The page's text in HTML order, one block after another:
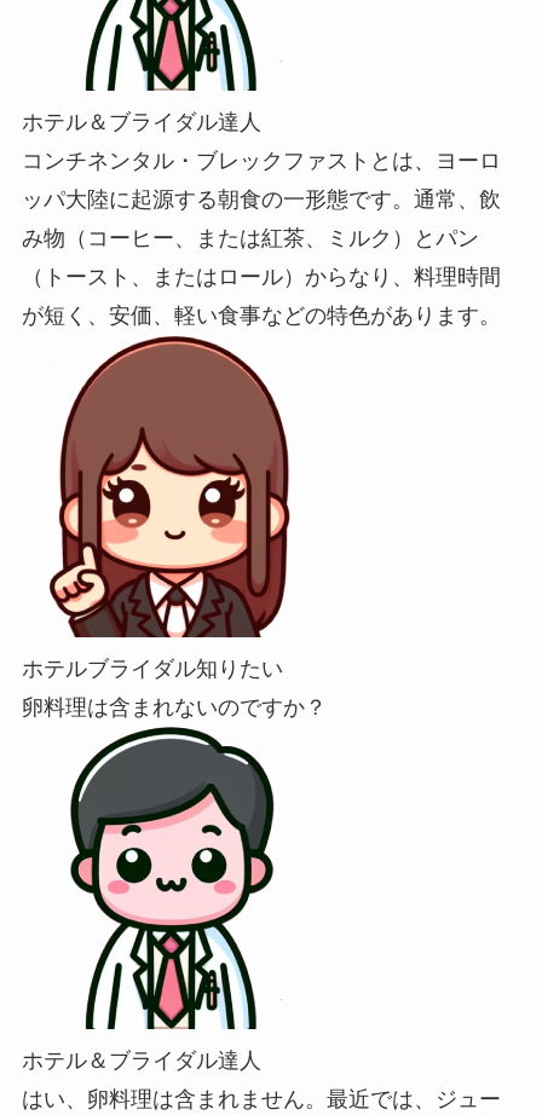
ホテル＆ブライダル達人
コンチネンタル・ブレックファストとは、ヨーロ
ッパ大陸に起源する朝食の一形態です。通常、飲
み物（コーヒー、または紅茶、ミルク）とパン
（トースト、またはロール）からなり、料理時間
が短く、安価、軽い食事などの特色があります。
ホテルブライダル知りたい
卵料理は含まれないのですか？
ホテル＆ブライダル達人
はい、卵料理は含まれません。最近では、ジュー